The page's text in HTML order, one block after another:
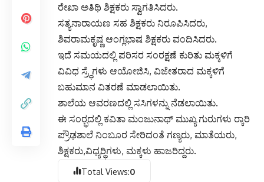
ರೇಖಾ ಅತಿಥಿ ಶಿಕ್ಷಕರು ಸ್ವಾಗತಿಸಿದರು.
ಸತ್ಯನಾರಾಯಣ ಸಹ ಶಿಕ್ಷಕರು ನಿರೂಪಿಸಿದರು,
ಶಿವರಾಮಕೃಷ್ಣ ಆಂಗ್ಲಭಾಷ ಶಿಕ್ಷಕರು ವಂದಿಸಿದರು.
ಇದೆ ಸಮಯದಲ್ಲಿ ಪರಿಸರ ಸಂರಕ್ಷಣೆ ಕುರಿತು ಮಕ್ಕಳಿಗೆ
ವಿವಿಧ ಸ್ರ‍್ಧೆಗಳು ಆಯೋಜಿಸಿ, ವಿಜೇತರಾದ ಮಕ್ಕಳಿಗೆ
ಬಹುಮಾನ ವಿತರಣೆ ಮಾಡಲಾಯಿತು.
ಶಾಲೆಯ ಆವರಣದಲ್ಲಿ ಸಸಿಗಳನ್ನು ನೆಡಲಾಯಿತು.
ಈ ಸಂರ‍್ಭದಲ್ಲಿ ಕವಿತಾ ಮಂಜುನಾಥ್ ಮುಖ್ಯ ಗುರುಗಳು ರ‍್ಕಾರಿ
ಪ್ರೌಢಶಾಲೆ ನಿಂಬೂರ ಸೇರಿದಂತೆ ಗಣ್ಯರು, ಮಾತೆಯರು,
ಶಿಕ್ಷಕರು,ವಿಧ್ಯರ‍್ಥಿಗಳು, ಮಕ್ಕಳು ಹಾಜರಿದ್ದರು.
Total Views:0